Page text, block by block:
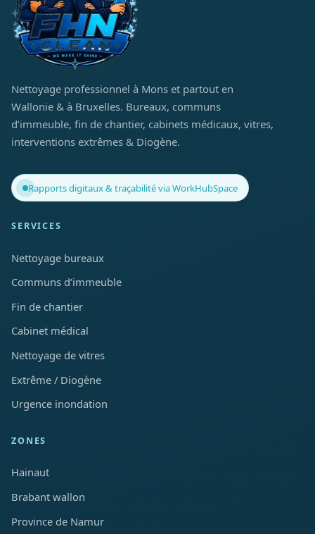
Nettoyage professionnel à Mons et partout en
Wallonie & à Bruxelles. Bureaux, communs
d’immeuble, fin de chantier, cabinets médicaux, vitres,
interventions extrêmes & Diogène.
Rapports digitaux & traçabilité via WorkHubSpace
SERVICES
Nettoyage bureaux
Communs d’immeuble
Fin de chantier
Cabinet médical
Nettoyage de vitres
Extrême / Diogène
Urgence inondation
ZONES
Hainaut
Brabant wallon
Province de Namur